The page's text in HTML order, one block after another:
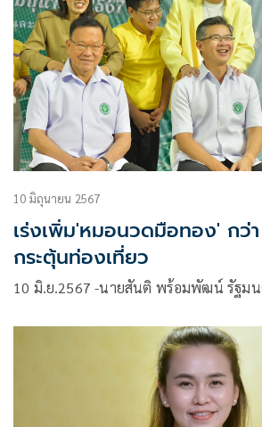
10 มิถุนายน 2567
เร่งเพิ่ม'หมอนวดมือทอง' กว่
กระตุ้นท่องเที่ยว
10 มิ.ย.2567 -นายสันติ พร้อมพัฒน์ รัฐมน